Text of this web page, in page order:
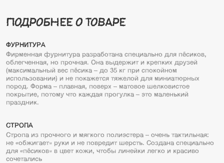
подробнее о товаре
ФУРНИТУРА
Фирменная фурнитура разработана специально для пёсиков,
облегченная, но прочная. Она выдержит и крепких друзей
(максимальный вес пёсика – до 35 кг при спокойном
использовании) и не покажется тяжелой для миниатюрных
пород. Форма – плавная, поверх – матовое шелковистое
покрытие, потому что каждая прогулка – это маленький
праздник.
СТРОПА
Стропа из прочного и мягкого полиэстера – очень тактильная:
не «обжигает» руки и не повредит шерсть. Создана специально
для «пёсиков» в цвет кожи, чтобы линейки легко и красиво
сочетались